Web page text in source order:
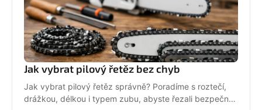
Jak vybrat pilový řetěz bez chyb
Jak vybrat pilový řetěz správně? Poradíme s roztečí,
drážkou, délkou i typem zubu, abyste řezali bezpečně,